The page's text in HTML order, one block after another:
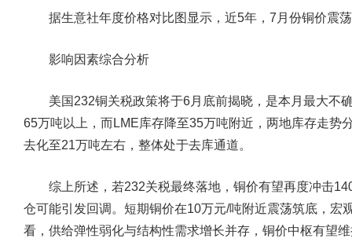
据生意社年度价格对比图显示，近5年，7月份铜价震
影响因素综合分析
美国232铜关税政策将于6月底前揭晓，是本月最大不
65万吨以上，而LME库存降至35万吨附近，两地库存走势
去化至21万吨左右，整体处于去库通道。
综上所述，若232关税最终落地，铜价有望再度冲击
仓可能引发回调。短期铜价在10万元/吨附近震荡筑底，宏
看，供给弹性弱化与结构性需求增长并存，铜价中枢有望